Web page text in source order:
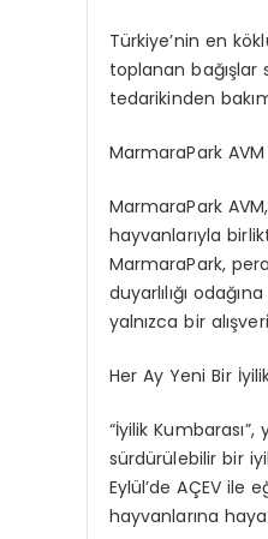
Türkiye’nin en kö
toplanan bağışlar
tedarikinden
MarmaraPark
MarmaraPark
hayvanlarıyla
MarmaraPark,
duyarlılığı
yalnızca bir
Her Ay Yeni Bir
“İyilik
sürdürülebilir bir
Eylül’de AÇEV ile
hayvanlarına